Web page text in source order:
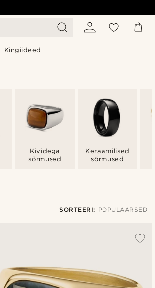
Kingiideed
Kividega
sõrmused
Keraamilised
sõrmused
SORTEERI: POPULAARSED
Kõrgeim hind